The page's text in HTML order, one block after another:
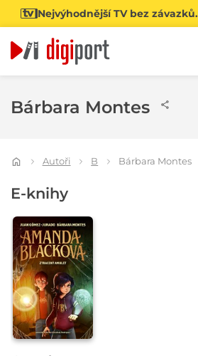
Nejvýhodnější TV bez závazků.
Bárbara Montes
Autoři B Bárbara Montes
E-knihy